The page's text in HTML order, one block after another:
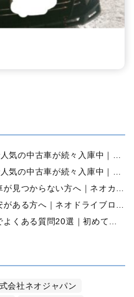
【最新在庫入荷】札幌・函館で人気の中古車が続々入庫中｜早い者勝ち！【ダイハツ ミラココア660プラスX 4WD】
【最新在庫入荷】札幌・函館で人気の中古車が続々入庫中｜早い者勝ち！【ホンダ N-BOX660カスタムG Lパッケージ 4WD】
【2026年最新版】希望の中古車が見つからない方へ｜ネオカーオーダーで理想の一台を全国からお探しします
【2026年最新版】ローンに不安がある方へ｜ネオドライブローンの窓口で新しいカーライフをサポート
【2026年最新版】中古車購入でよくある質問20選｜初めての方でも失敗しない完全ガイド【札幌・北海道対応】
会社ネオジャパン